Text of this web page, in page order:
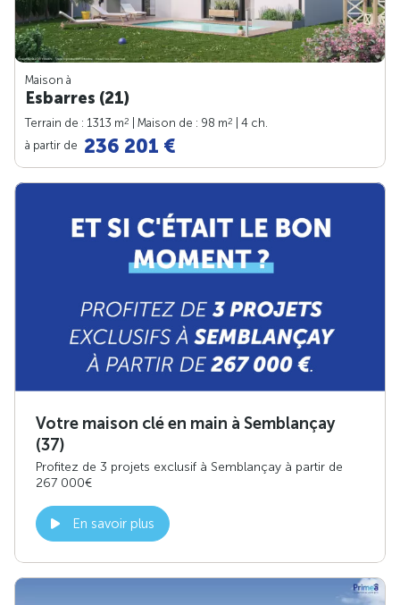
Maison à
Esbarres (21)
Terrain de : 1313 m2 | Maison de : 98 m2
| 4 ch.
à partir de 236 201 €
Votre maison clé en main à Semblançay
(37)
Profitez de 3 projets exclusif à Semblançay à partir de
267 000€
En savoir plus